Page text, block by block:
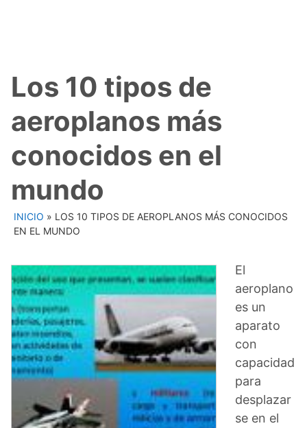
Los 10 tipos de
aeroplanos más
conocidos en el
mundo
INICIO » LOS 10 TIPOS DE AEROPLANOS MÁS CONOCIDOS
EN EL MUNDO
El
aeroplano
es un
aparato
con
capacidad
para
desplazar
se en el